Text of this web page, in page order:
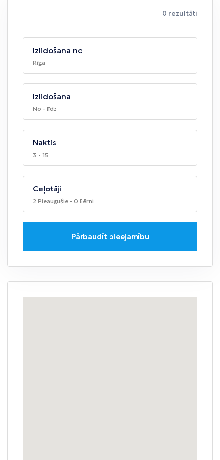
0 rezultāti
Izlidošana no
Rīga
Izlidošana
No - līdz
Naktis
3 - 15
Ceļotāji
2 Pieaugušie - 0 Bērni
Pārbaudīt pieejamību